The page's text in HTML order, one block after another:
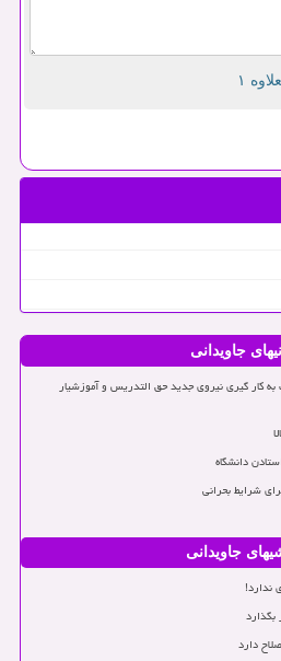
جاویدانی
کار گیری نیروی جدید حق التدریس و آموزشیار
دانشگاه
شرایط بحرانی
جاویدانی
بگذارد
دارد